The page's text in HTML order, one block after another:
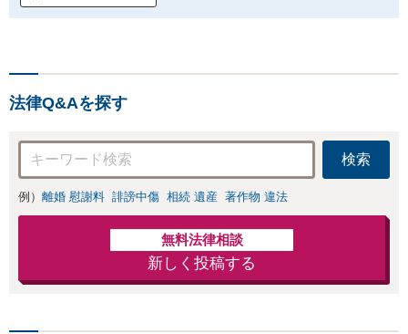
法律Q&Aを探す
検索
例） 離婚 慰謝料 誹謗中傷 相続 遺産 著作物 違法
無料法律相談
新しく投稿する